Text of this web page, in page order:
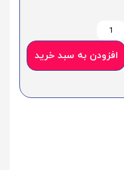
افزودن به سبد خرید